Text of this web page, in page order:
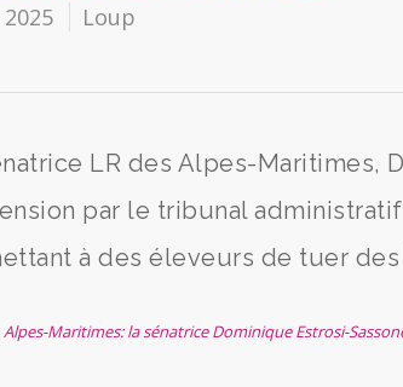
Loup
LR des Alpes-Maritimes,
par le tribunal
à des éleveurs de tuer
Alpes-Maritimes: la sénatrice Dominique Estrosi-